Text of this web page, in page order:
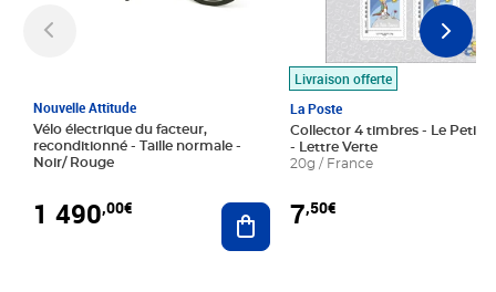
Nouvelle Attitude
Vélo électrique du facteur,
reconditionné - Taille normale -
Noir/ Rouge
1 490,00€ Ajouter au panier
Livraison offerte
La Poste
Collector 4 timbres - Le Petit
- Lettre Verte
20g / France
7,50€